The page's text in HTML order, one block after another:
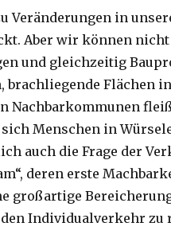
Veränderungen in
Aber wir können
und gleichzeitig
Flächen
Nachbarkommunen
Menschen in
auch die Frage der
deren erste
großartige
Individualverkehr zu